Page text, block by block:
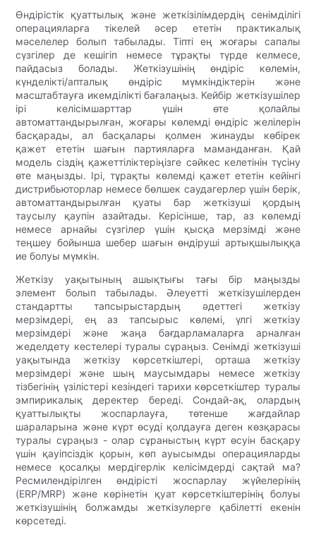
Өндірістік қуаттылық және жеткізілімдердің сенімділігі
операцияларға тікелей әсер ететін практикалық
мәселелер болып табылады. Тіпті ең жоғары сапалы
сүзгілер де кешігіп немесе тұрақты түрде келмесе,
пайдасыз болады. Жеткізушінің өндіріс көлемін,
күнделікті/апталық өндіріс мүмкіндіктерін және
масштабтауға икемділікті бағалаңыз. Кейбір жеткізушілер
ірі келісімшарттар үшін өте қолайлы
автоматтандырылған, жоғары көлемді өндіріс желілерін
басқарады, ал басқалары қолмен жинауды көбірек
қажет ететін шағын партияларға маманданған. Қай
модель сіздің қажеттіліктеріңізге сәйкес келетінін түсіну
өте маңызды. Ірі, тұрақты көлемді қажет ететін кейінгі
дистрибьюторлар немесе бөлшек саудагерлер үшін берік,
автоматтандырылған қуаты бар жеткізуші қордың
таусылу қаупін азайтады. Керісінше, тар, аз көлемді
немесе арнайы сүзгілер үшін қысқа мерзімді және
теңшеу бойынша шебер шағын өндіруші артықшылыққа
ие болуы мүмкін.
Жеткізу уақытының ашықтығы тағы бір маңызды
элемент болып табылады. Әлеуетті жеткізушілерден
стандартты тапсырыстардың әдеттегі жеткізу
мерзімдері, ең аз тапсырыс көлемі, үлгі жеткізу
мерзімдері және жаңа бағдарламаларға арналған
жеделдету кестелері туралы сұраңыз. Сенімді жеткізуші
уақытында жеткізу көрсеткіштері, орташа жеткізу
мерзімдері және шың маусымдары немесе жеткізу
тізбегінің үзілістері кезіндегі тарихи көрсеткіштер туралы
эмпирикалық деректер береді. Сондай-ақ, олардың
қуаттылықты жоспарлауға, төтенше жағдайлар
шараларына және күрт өсуді қолдауға деген көзқарасы
туралы сұраңыз - олар сұраныстың күрт өсуін басқару
үшін қауіпсіздік қорын, көп ауысымды операцияларды
немесе қосалқы мердігерлік келісімдерді сақтай ма?
Ресмилендірілген өндірісті жоспарлау жүйелерінің
(ERP/MRP) және көрінетін қуат көрсеткіштерінің болуы
жеткізушінің болжамды жеткізулерге қабілетті екенін
көрсетеді.